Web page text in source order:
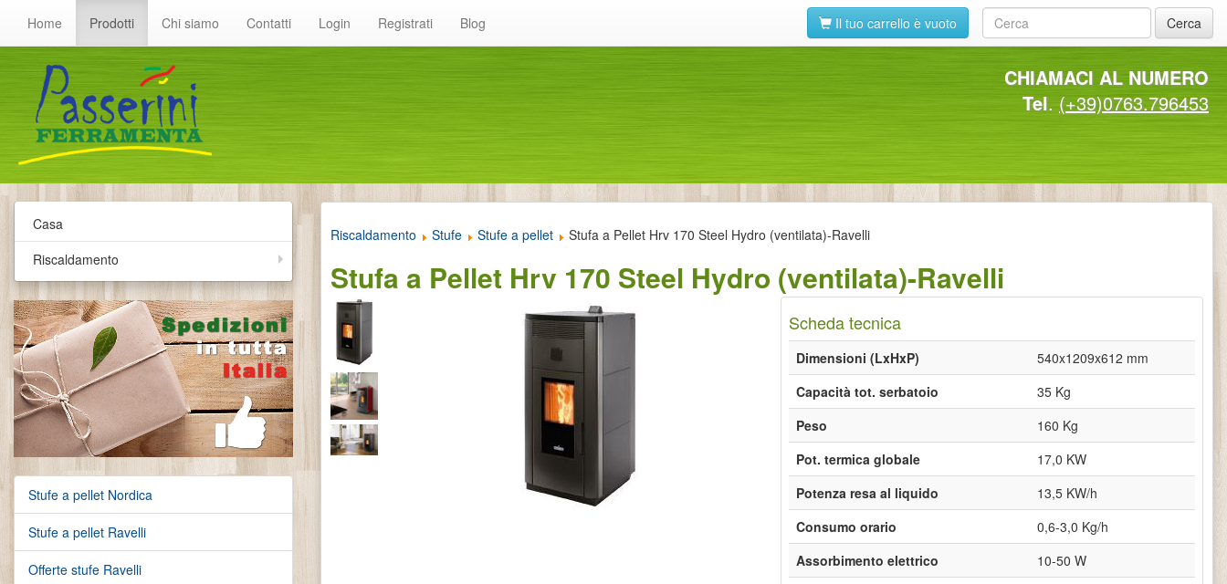
Cerca
Home Prodotti Chi siamo Contatti Login Registrati Blog Il tuo carrello è vuoto
CHIAMACI AL NUMERO
Tel. (+39)0763.796453
Casa
Riscaldamento
Stufe a pellet Nordica
Stufe a pellet Ravelli
Offerte stufe Ravelli
Riscaldamento Stufe Stufe a pellet Stufa a Pellet Hrv 170 Steel Hydro (ventilata)-Ravelli
Stufa a Pellet Hrv 170 Steel Hydro (ventilata)-Ravelli
Scheda tecnica
Dimensioni (LxHxP)
540x1209x612 mm
Capacità tot. serbatoio
35 Kg
Peso
160 Kg
Pot. termica globale
17,0 KW
Potenza resa al liquido
13,5 KW/h
Consumo orario
0,6-3,0 Kg/h
Assorbimento elettrico
10-50 W